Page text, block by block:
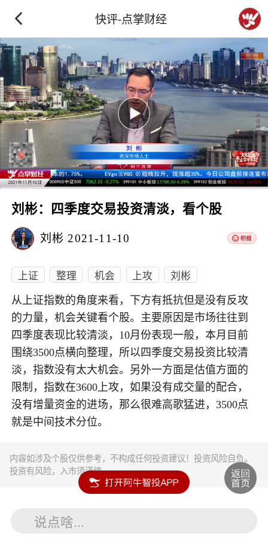
快评-点掌财经
刘彬：四季度交易投资清淡，看个股
刘彬 2021-11-10
上证 整理 机会 上攻 刘彬
从上证指数的角度来看，下方有抵抗但是没有反攻
的力量，机会关键看个股。主要原因是市场往往到
四季度表现比较清淡，10月份表现一般，本月目前
围绕3500点横向整理，所以四季度交易投资比较清
淡，指数没有太大机会。另外一方面是估值方面的
限制，指数在3600上攻，如果没有成交量的配合，
没有增量资金的进场，那么很难高歌猛进，3500点
就是中间技术分位。
内容如涉及个股仅供参考，不构成任何投资建议！投资风险自负。
投资有风险，入市须谨慎。
说点啥...